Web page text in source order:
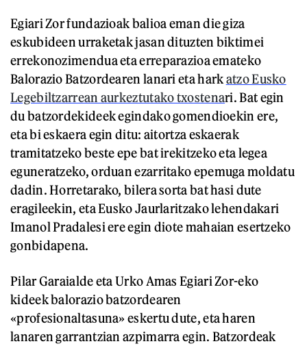
Egiari Zor fundazioak balioa eman die giza
eskubideen urraketak jasan dituzten biktimei
errekonozimendua eta erreparazioa emateko
Balorazio Batzordearen lanari eta harkatzo Eusko
Legebiltzarrean aurkeztutako txostenari. Bat egin
du batzordekideek egindako gomendioekin ere,
eta bi eskaera egin ditu: aitortza eskaerak
tramitatzeko beste epe bat irekitzeko eta legea
eguneratzeko, orduan ezarritako epemuga moldatu
dadin. Horretarako, bilera sorta bat hasi dute
eragileekin, eta Eusko Jaurlaritzako lehendakari
Imanol Pradalesi ere egin diote mahaian esertzeko
gonbidapena.
Pilar Garaialde eta Urko Amas Egiari Zor-eko
kideek balorazio batzordearen
«profesionaltasuna» eskertu dute, eta haren
lanaren garrantzian azpimarra egin. Batzordeak